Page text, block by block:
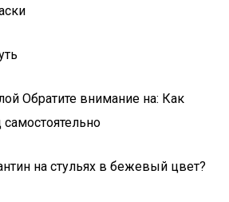
Обратите внимание на: Как
на стульях в бежевый цвет?